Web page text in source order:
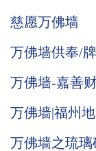
慈愿万佛墙
万佛墙供奉/
万佛墙-嘉善
万佛墙|福州
万佛墙之琉